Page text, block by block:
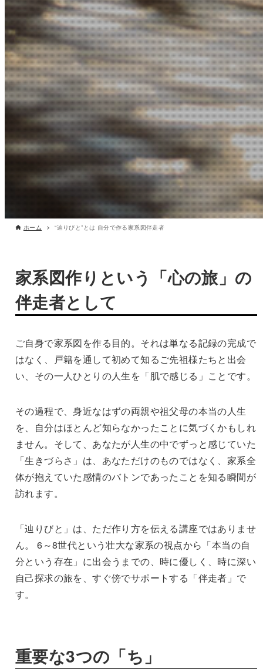
ホーム “辿りびと”とは 自分で作る家系図伴走者
家系図作りという「心の旅」の
伴走者として
ご自身で家系図を作る目的。それは単なる記録の完成で
はなく、戸籍を通して初めて知るご先祖様たちと出会
い、その一人ひとりの人生を「肌で感じる」ことです。
その過程で、身近なはずの両親や祖父母の本当の人生
を、自分はほとんど知らなかったことに気づくかもしれ
ません。そして、あなたが人生の中でずっと感じていた
「生きづらさ」は、あなただけのものではなく、家系全
体が抱えていた感情のバトンであったことを知る瞬間が
訪れます。
「辿りびと」は、ただ作り方を伝える講座ではありませ
ん。 6～8世代という壮大な家系の視点から「本当の自
分という存在」に出会うまでの、時に優しく、時に深い
自己探求の旅を、すぐ傍でサポートする「伴走者」で
す。
重要な3つの「ち」